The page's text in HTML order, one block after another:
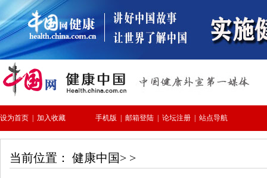
当前位置： 健康中国> >